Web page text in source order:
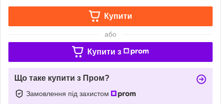
Купити
або
Купити з
Що таке купити з Пром?
Замовлення під захистом